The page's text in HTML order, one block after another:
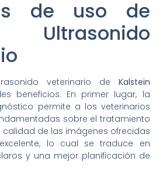
de uso de
veterinario de Kalstein
beneficios. En primer lugar, la
permite a los veterinarios
sobre el tratamiento
calidad de las imágenes ofrecidas
lo cual se traduce en
y una mejor planificación de